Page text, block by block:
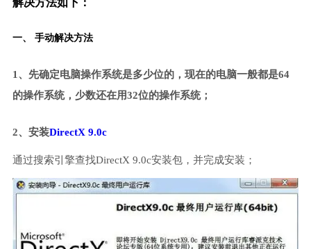
一、 手动解决方法
1、先确定电脑操作系统是多少位的，现在的电脑一般都是64
的操作系统，少数还在用32位的操作系统；
2、安装DirectX 9.0c
通过搜索引擎查找DirectX 9.0c安装包，并完成安装；